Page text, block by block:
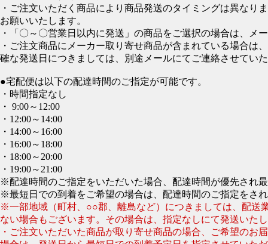
・ご注文いただく商品により商品発送のタイミングは異なり
お願いいたします。
・「〇～〇営業日以内に発送」の商品をご選択の場合は、メ
・ご注文商品にメーカー取り寄せ商品が含まれている場合は
確な発送日につきましては、別途メールにてご連絡させてい
●宅配便は以下の配達時間のご指定が可能です。
・時間指定なし
・ 9:00～12:00
・12:00～14:00
・14:00～16:00
・16:00～18:00
・18:00～20:00
・19:00～21:00
※配達時間のご指定をいただいた場合、配達時間が優先され
※最短日での到着をご希望の場合は、配達時間のご指定をさ
※一部地域（町村、○○郡、離島など）につきましては、配送
ない場合もございます。その場合は、指定なしにて発送いた
・ご注文いただいた商品が取り寄せ商品の場合、ご希望のお